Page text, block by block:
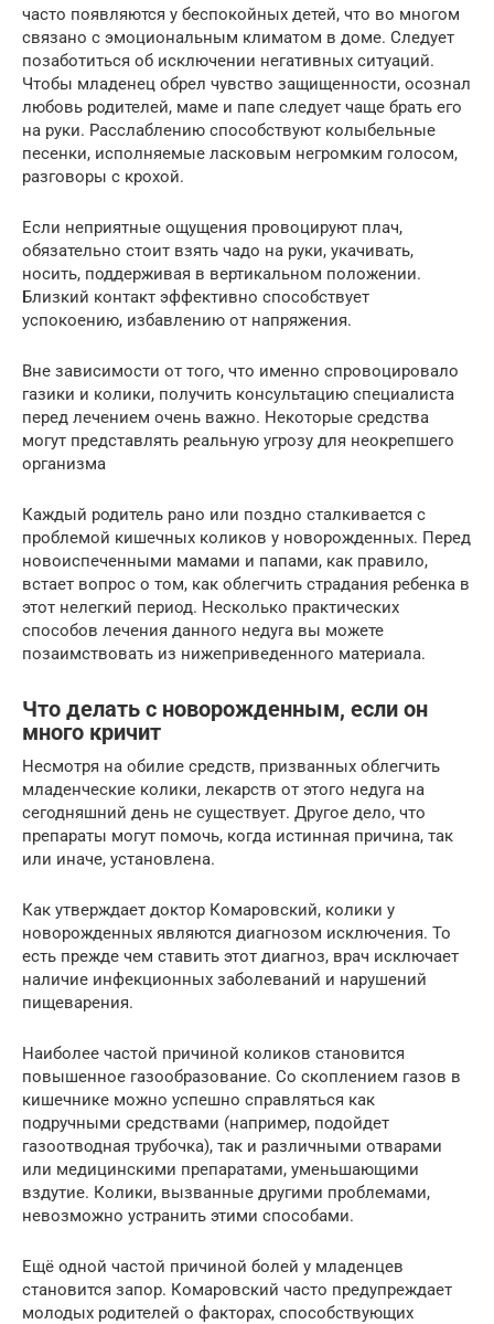
часто появляются у беспокойных детей, что во многом
связано с эмоциональным климатом в доме. Следует
позаботиться об исключении негативных ситуаций.
Чтобы младенец обрел чувство защищенности, осознал
любовь родителей, маме и папе следует чаще брать его
на руки. Расслаблению способствуют колыбельные
песенки, исполняемые ласковым негромким голосом,
разговоры с крохой.
Если неприятные ощущения провоцируют плач,
обязательно стоит взять чадо на руки, укачивать,
носить, поддерживая в вертикальном положении.
Близкий контакт эффективно способствует
успокоению, избавлению от напряжения.
Вне зависимости от того, что именно спровоцировало
газики и колики, получить консультацию специалиста
перед лечением очень важно. Некоторые средства
могут представлять реальную угрозу для неокрепшего
организма
Каждый родитель рано или поздно сталкивается с
проблемой кишечных коликов у новорожденных. Перед
новоиспеченными мамами и папами, как правило,
встает вопрос о том, как облегчить страдания ребенка в
этот нелегкий период. Несколько практических
способов лечения данного недуга вы можете
позаимствовать из нижеприведенного материала.
Что делать с новорожденным, если он
много кричит
Несмотря на обилие средств, призванных облегчить
младенческие колики, лекарств от этого недуга на
сегодняшний день не существует. Другое дело, что
препараты могут помочь, когда истинная причина, так
или иначе, установлена.
Как утверждает доктор Комаровский, колики у
новорожденных являются диагнозом исключения. То
есть прежде чем ставить этот диагноз, врач исключает
наличие инфекционных заболеваний и нарушений
пищеварения.
Наиболее частой причиной коликов становится
повышенное газообразование. Со скоплением газов в
кишечнике можно успешно справляться как
подручными средствами (например, подойдет
газоотводная трубочка), так и различными отварами
или медицинскими препаратами, уменьшающими
вздутие. Колики, вызванные другими проблемами,
невозможно устранить этими способами.
Ещё одной частой причиной болей у младенцев
становится запор. Комаровский часто предупреждает
молодых родителей о факторах, способствующих